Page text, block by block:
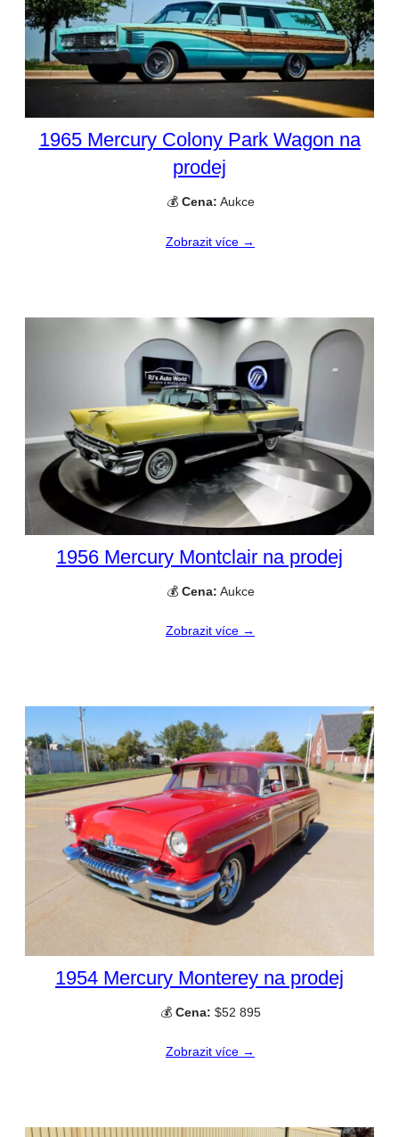
1965 Mercury Colony Park Wagon na
prodej
💰 Cena: Aukce
Zobrazit více →
1956 Mercury Montclair na prodej
💰 Cena: Aukce
Zobrazit více →
1954 Mercury Monterey na prodej
💰 Cena: $52 895
Zobrazit více →